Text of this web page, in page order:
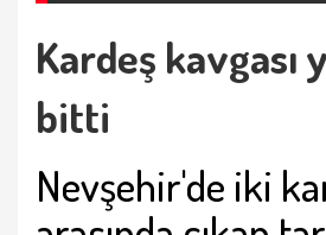
Kardeş kavgası
bitti
Nevşehir'de iki